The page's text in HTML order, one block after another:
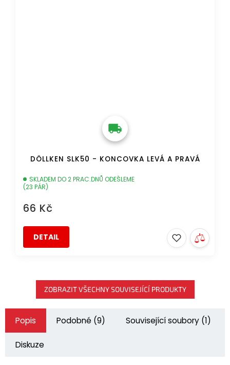
DÖLLKEN SLK50 - KONCOVKA LEVÁ A PRAVÁ
SKLADEM DO 2 PRAC.DNŮ ODEŠLEME
(23 PÁR)
66 Kč
DETAIL
ZOBRAZIT VŠECHNY SOUVISEJÍCÍ PRODUKTY
Popis Podobné (9) Související soubory (1)
Diskuze